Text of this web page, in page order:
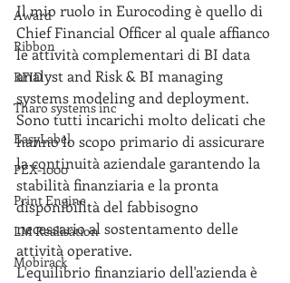
Award
Ribbon
RFID
Tharo systems inc
EasyLabel
PEX-1000
Print Engine
LM Realisation
Mobirack
Il mio ruolo in Eurocoding è quello di
Chief Financial Officer al quale affianco
le attività complementari di BI data
analyst and Risk & BI managing
systems modeling and deployment.
Sono tutti incarichi molto delicati che
hanno lo scopo primario di assicurare
la continuità aziendale garantendo la
stabilità finanziaria e la pronta
disponibilità del fabbisogno
necessario al sostentamento delle
attività operative.
L'equilibrio finanziario dell'azienda è